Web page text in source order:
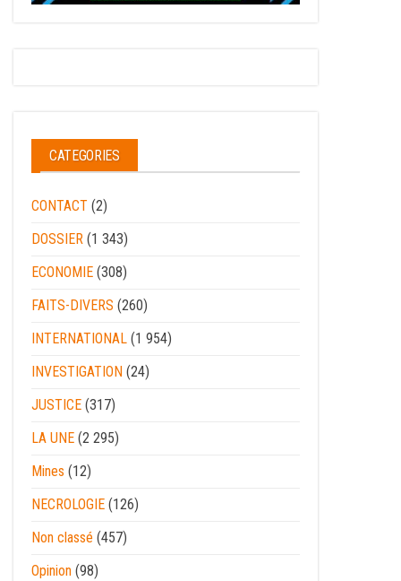
CATEGORIES
CONTACT (2)
DOSSIER (1 343)
ECONOMIE (308)
FAITS-DIVERS (260)
INTERNATIONAL (1 954)
INVESTIGATION (24)
JUSTICE (317)
LA UNE (2 295)
Mines (12)
NECROLOGIE (126)
Non classé (457)
Opinion (98)